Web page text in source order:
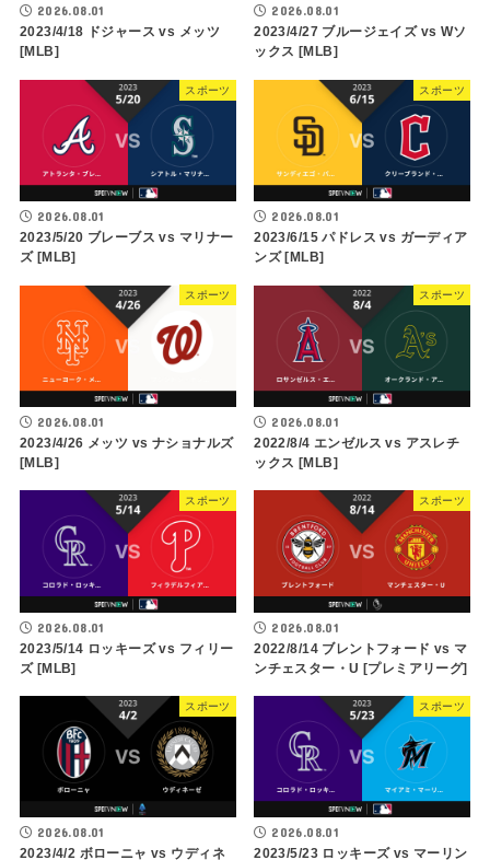
2026.08.01
2023/4/18 ドジャース vs メッツ
[MLB]
2026.08.01
2023/4/27 ブルージェイズ vs Wソ
ックス [MLB]
スポーツ
2026.08.01
2023/5/20 ブレーブス vs マリナー
ズ [MLB]
スポーツ
2026.08.01
2023/6/15 パドレス vs ガーディア
ンズ [MLB]
スポーツ
2026.08.01
2023/4/26 メッツ vs ナショナルズ
[MLB]
スポーツ
2026.08.01
2022/8/4 エンゼルス vs アスレチ
ックス [MLB]
スポーツ
2026.08.01
2023/5/14 ロッキーズ vs フィリー
ズ [MLB]
スポーツ
2026.08.01
2022/8/14 ブレントフォード vs マ
ンチェスター・U [プレミアリーグ]
スポーツ
2026.08.01
2023/4/2 ボローニャ vs ウディネ
スポーツ
2026.08.01
2023/5/23 ロッキーズ vs マーリン